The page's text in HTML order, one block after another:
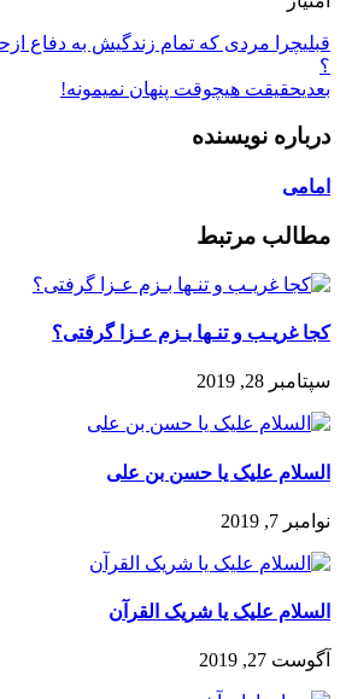
قبلیچرا مردی که تمام‌ زندگیش به دفاع
؟
بعدیحقیقت هیچوقت پنهان نمیمونه!
درباره نویسنده
امامی
مطالب مرتبط
کجا غریـب و تنـها بـزم عـزا گرفتی؟
سپتامبر 28, 2019
السلام علیک یا حسن بن علی
نوامبر 7, 2019
السلام علیک یا شریک القرآن
آگوست 27, 2019